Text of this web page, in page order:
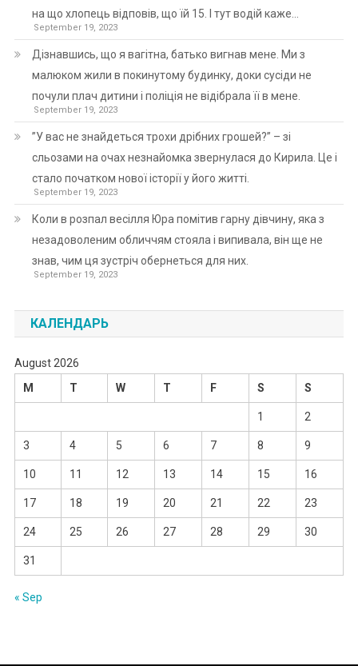
на що хлопець відповів, що їй 15. І тут водій каже…
September 19, 2023
Дізнавшись, що я вагітна, батько вигнав мене. Ми з
малюком жили в покинутому будинку, доки сусіди не
почули плач дитини і поліція не відібрала її в мене.
September 19, 2023
”У вас не знайдеться трохи дрібних грошей?” – зі
сльозами на очах незнайомка звернулася до Кирила. Це і
стало початком нової історії у його житті.
September 19, 2023
Коли в розпал весілля Юра помітив гарну дівчину, яка з
незадоволеним обличчям стояла і випивала, він ще не
знав, чим ця зустріч обернеться для них.
September 19, 2023
КАЛЕНДАРЬ
August 2026
M
T W T F S S
1 2
3 4 5 6 7 8 9
10 11 12 13 14 15 16
17 18 19 20 21 22 23
24 25 26 27 28 29 30
31
« Sep